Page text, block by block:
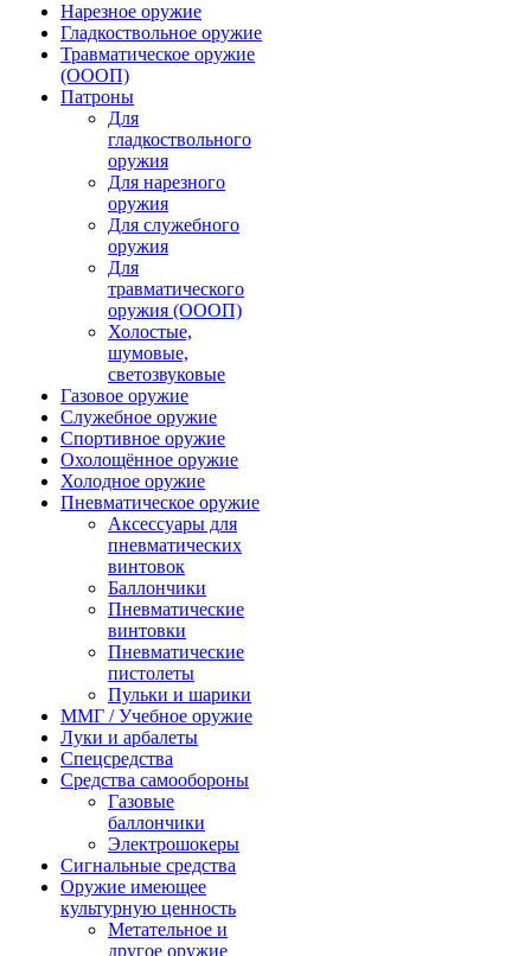
Нарезное оружие
Гладкоствольное оружие
Травматическое оружие
(ОООП)
Патроны
Для
гладкоствольного
оружия
Для нарезного
оружия
Для служебного
оружия
Для
травматического
оружия (ОООП)
Холостые,
шумовые,
светозвуковые
Газовое оружие
Служебное оружие
Спортивное оружие
Охолощённое оружие
Холодное оружие
Пневматическое оружие
Аксессуары для
пневматических
винтовок
Баллончики
Пневматические
винтовки
Пневматические
пистолеты
Пульки и шарики
ММГ / Учебное оружие
Луки и арбалеты
Спецсредства
Средства самообороны
Газовые
баллончики
Электрошокеры
Сигнальные средства
Оружие имеющее
культурную ценность
Метательное и
другое оружие